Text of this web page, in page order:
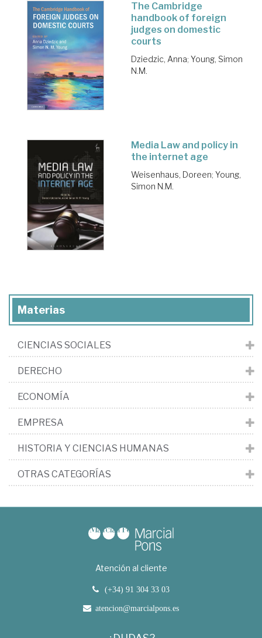
The Cambridge
handbook of foreign
judges on domestic
courts
Dziedzic, Anna; Young, Simon
N.M.
Media Law and policy in
the internet age
Weisenhaus, Doreen; Young,
Simon N.M.
Materias
CIENCIAS SOCIALES
DERECHO
ECONOMÍA
EMPRESA
HISTORIA Y CIENCIAS HUMANAS
OTRAS CATEGORÍAS
Atención al cliente
(+34) 91 304 33 03
atencion@marcialpons.es